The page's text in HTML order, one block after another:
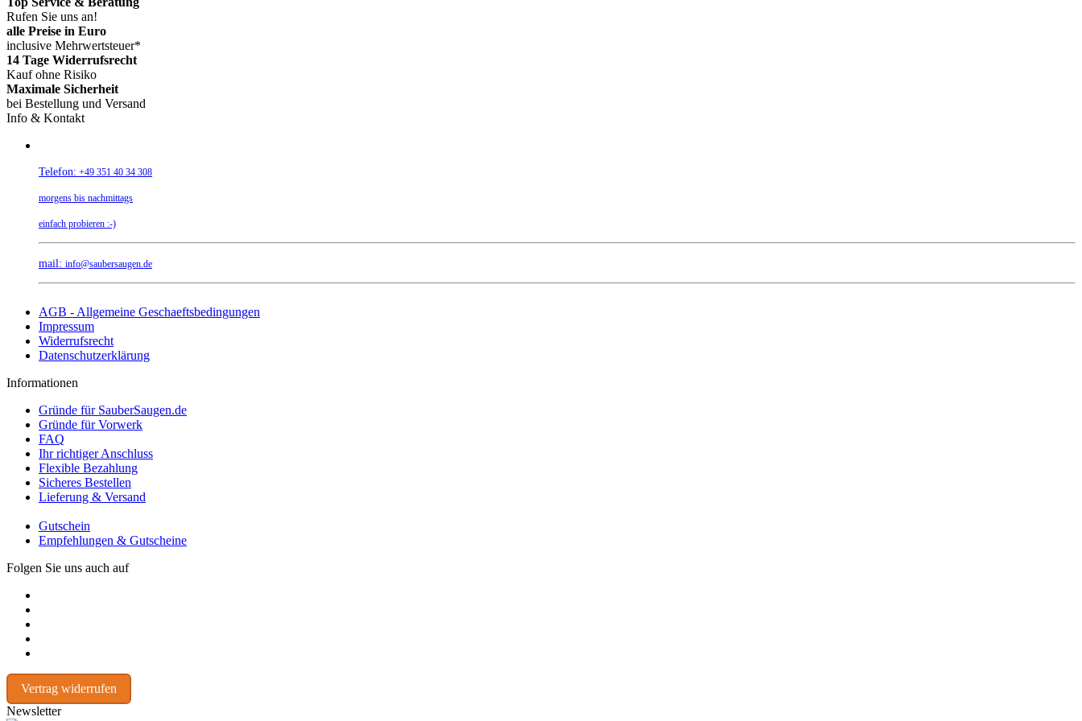
Rufen Sie uns an!
alle Preise in Euro
inclusive Mehrwertsteuer*
14 Tage Widerrufsrecht
Kauf ohne Risiko
Maximale Sicherheit
bei Bestellung und Versand
Info & Kontakt
Telefon: +49 351 40 34 308
morgens bis nachmittags
einfach probieren :-)
mail: info@saubersaugen.de
AGB - Allgemeine Geschaeftsbedingungen
Impressum
Widerrufsrecht
Datenschutzerklärung
Informationen
Gründe für SauberSaugen.de
Gründe für Vorwerk
FAQ
Ihr richtiger Anschluss
Flexible Bezahlung
Sicheres Bestellen
Lieferung & Versand
Gutschein
Empfehlungen & Gutscheine
Folgen Sie uns auch auf
Vertrag widerrufen
Newsletter